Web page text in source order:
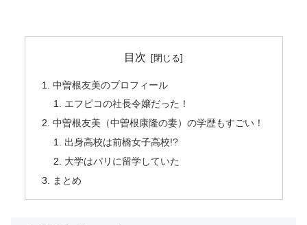
目次
中曽根友美のプロフィール
エフピコの社長令嬢だった！
中曽根友美（中曽根康隆の妻）の学歴もすごい！
出身高校は前橋女子高校!?
大学はパリに留学していた
まとめ